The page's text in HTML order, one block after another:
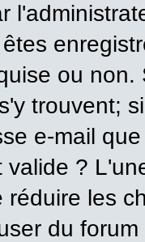
ou
trouvent;
e-mail
valide ?
réduire les
du